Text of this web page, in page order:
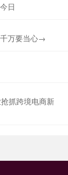
日
万要当心→
抓跨境电商新